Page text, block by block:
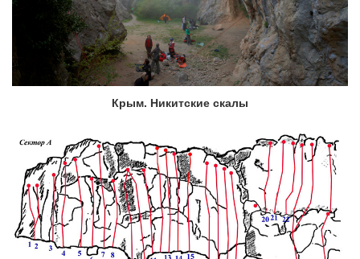
Крым. Никитские скалы